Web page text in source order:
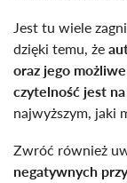
Jest tu wiele
dzięki temu, że
oraz jego
czytelność jest
najwyższym, jaki
Zwróć również
negatywnych